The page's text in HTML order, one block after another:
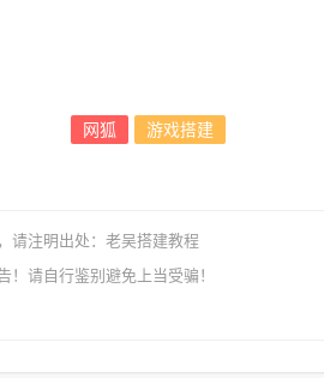
网狐 游戏搭建
请注明出处： 老吴搭建教程
请自行鉴别避免上当受骗！